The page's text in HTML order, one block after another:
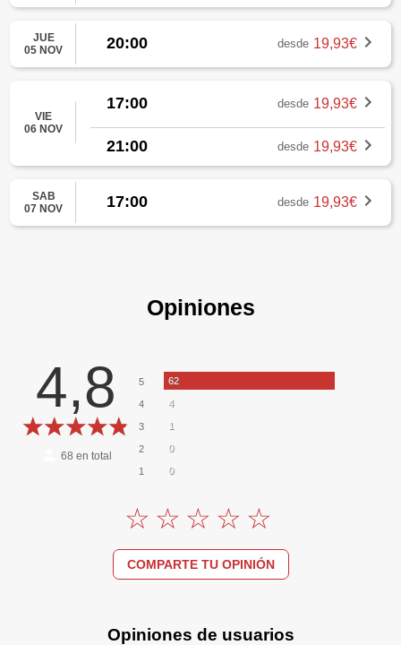
JUE
05 NOV
20:00 desde 19,93€
VIE
06 NOV
17:00 desde 19,93€
21:00 desde 19,93€
SAB
07 NOV
17:00 desde 19,93€
Opiniones
4,8
68 en total
5 62
4 4
3 1
2 0
1 0
COMPARTE TU OPINIÓN
Opiniones de usuarios